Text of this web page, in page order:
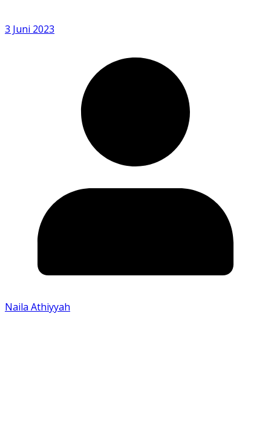
3 Juni 2023
Naila Athiyyah